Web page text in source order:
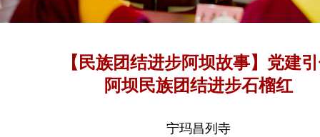
【民族团结进步阿坝故事】党建
阿坝民族团结进步石榴红
宁玛昌列寺